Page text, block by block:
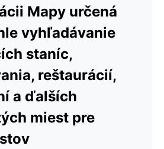
Mapy určená
vyhľadávanie
staníc,
reštaurácií,
a ďalších
miest pre